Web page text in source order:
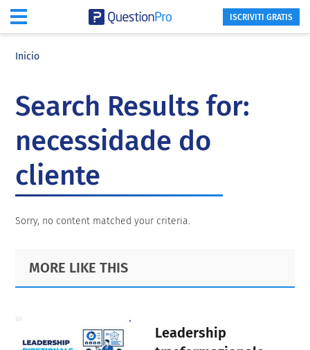
ISCRIVITI GRATIS
Inicio
Search Results for:
necessidade do
cliente
Sorry, no content matched your criteria.
Primary
Sidebar
Footer
MORE LIKE THIS
Leadership